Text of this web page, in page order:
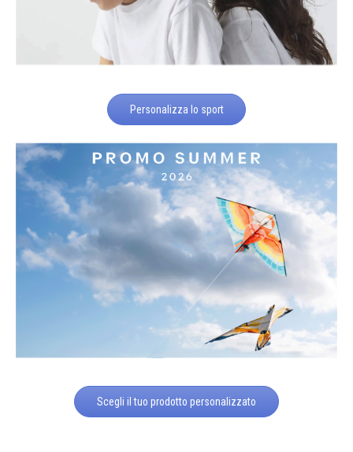
Personalizza lo sport
Scegli il tuo prodotto personalizzato